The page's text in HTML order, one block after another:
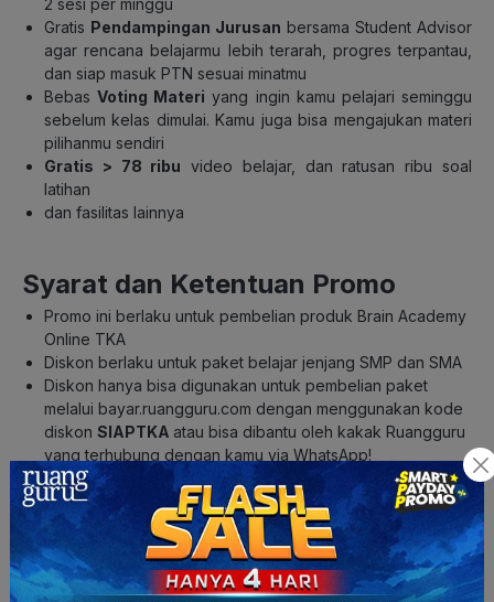
Gratis Pendampingan Jurusan bersama Student Advisor
agar rencana belajarmu lebih terarah, progres terpantau,
dan siap masuk PTN sesuai minatmu
BebasVoting Materi yang ingin kamu pelajari seminggu
sebelum kelas dimulai. Kamu juga bisa mengajukan materi
pilihanmu sendiri
Gratis > 78 ribu video belajar, dan ratusan ribu soal
latihan
dan fasilitas lainnya
Syarat dan Ketentuan Promo
Promo ini berlaku untuk pembelian produk Brain Academy
Online TKA
Diskon berlaku untuk paket belajar jenjang SMP dan SMA
Diskon hanya bisa digunakan untuk pembelian paket
melalui bayar.ruangguru.com dengan menggunakan kode
diskon SIAPTKA atau bisa dibantu oleh kakak Ruangguru
yang terhubung dengan kamu via WhatsApp!
Pastikan email yang terdaftar pada akun Ruangguru
adalah email aktif.
Kuota terbatas, promo dan hadiah berlaku selama
persediaan masih ada.